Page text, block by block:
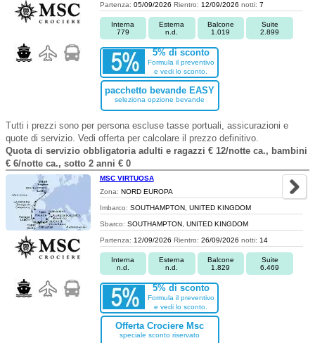
Partenza: 05/09/2026 Rientro: 12/09/2026 notti: 7
Interna
779
Esterna
n.d.
Balcone
1.019
Suite
2.899
5% di sconto
Formula il preventivo
e vedi lo sconto.
pacchetto bevande EASY
seleziona opzione bevande
Tutti i prezzi sono per persona escluse tasse portuali, assicurazioni e
quote di servizio. Vedi offerta per calcolare il prezzo definitivo.
Quota di servizio obbligatoria adulti e ragazzi € 12/notte ca., bambini
€ 6/notte ca., sotto 2 anni € 0
MSC VIRTUOSA
Zona: NORD EUROPA
Imbarco: SOUTHAMPTON, UNITED KINGDOM
Sbarco: SOUTHAMPTON, UNITED KINGDOM
Partenza: 12/09/2026 Rientro: 26/09/2026 notti: 14
Interna
n.d.
Esterna
n.d.
Balcone
1.829
Suite
6.469
5% di sconto
Formula il preventivo
e vedi lo sconto.
Offerta Crociere Msc
speciale sconto riservato